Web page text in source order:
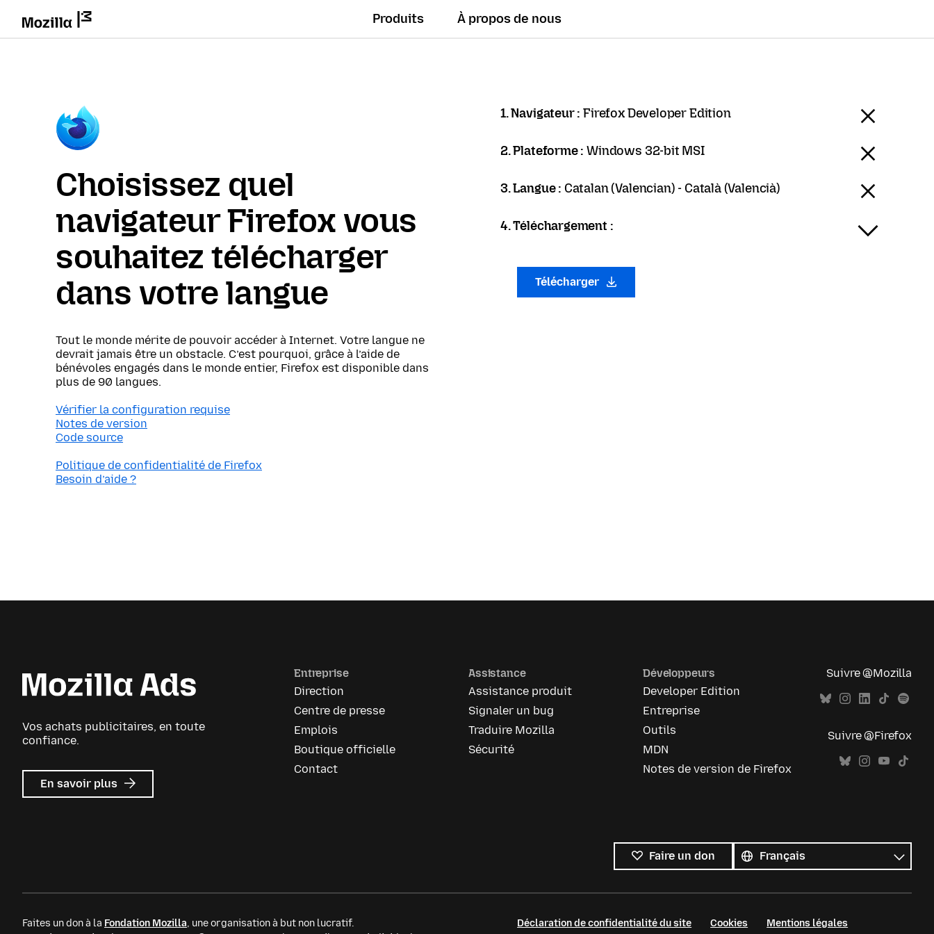
Produits À propos de nous
Choisissez quel
navigateur Firefox vous
souhaitez télécharger
dans votre langue
Tout le monde mérite de pouvoir accéder à Internet. Votre langue ne
devrait jamais être un obstacle. C’est pourquoi, grâce à l’aide de
bénévoles engagés dans le monde entier, Firefox est disponible dans
plus de 90 langues.
Vérifier la configuration requise
Notes de version
Code source
Politique de confidentialité de Firefox
Besoin d’aide ?
1. Navigateur :Firefox Developer Edition
2. Plateforme :Windows 32-bit MSI
3. Langue : Catalan (Valencian) - Català (Valencià)
4. Téléchargement :
Télécharger
Vos achats publicitaires, en toute
confiance.
En savoir plus sur
Mozilla
Entreprise
Direction
Centre de presse
Emplois
Boutique officielle
Contact
Assistance
Assistance produit
Signaler un bug
Traduire Mozilla
Sécurité
Développeurs
Developer Edition
Entreprise
Outils
MDN
Notes de version de Firefox
Suivre @Mozilla
Suivre @Firefox
Faire un don
les
langues
Langue
Faites un don à la Fondation Mozilla, une organisation à but non lucratif.
Déclaration de confidentialité du site Cookies Mentions légales